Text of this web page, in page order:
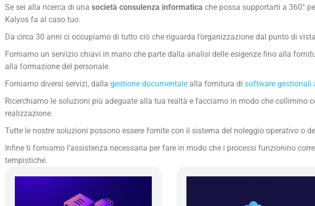
Se sei alla ricerca di una società consulenza informatica che possa supportarti a 360°
Kalyos fa al caso tuo.
Da circa 30 anni ci occupiamo di tutto ciò che riguarda l’organizzazione dal punto di
Forniamo un servizio chiavi in mano che parte dalla analisi delle esigenze fino alla
alla formazione del personale.
Forniamo diversi servizi, dalla gestione documentale alla fornitura di software gestionali
Ricerchiamo le soluzioni più adeguate alla tua realtà e facciamo in modo che collimino
realizzazione.
Tutte le nostre soluzioni possono essere fornite con il sistema del noleggio operativo o
Infine ti forniamo l’assistenza necessaria per fare in modo che i processi funzionino
tempistiche.